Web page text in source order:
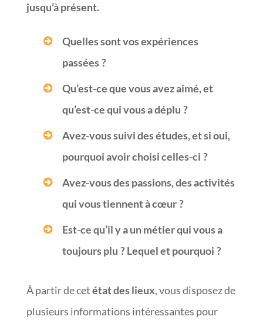
jusqu’à présent.
Quelles sont vos expériences
passées ?
Qu’est-ce que vous avez aimé, et
qu’est-ce qui vous a déplu ?
Avez-vous suivi des études, et si oui,
pourquoi avoir choisi celles-ci ?
Avez-vous des passions, des activités
qui vous tiennent à cœur ?
Est-ce qu’il y a un métier qui vous a
toujours plu ? Lequel et pourquoi ?
À partir de cetétat des lieux, vous disposez de
plusieurs informations intéressantes pour